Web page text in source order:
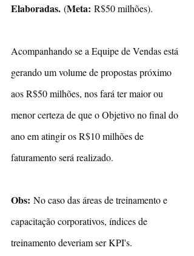
Elaboradas. (Meta: R$50 milhões).
Acompanhando se a Equipe de Vendas está
gerando um volume de propostas próximo
aos R$50 milhões, nos fará ter maior ou
menor certeza de que o Objetivo no final do
ano em atingir os R$10 milhões de
faturamento será realizado.
Obs: No caso das áreas de treinamento e
capacitação corporativos, índices de
treinamento deveriam ser KPI's.